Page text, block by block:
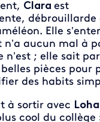
Clara est
débrouillarde
Elle
n’a aucun mal à
n’est ; elle sait
pièces pour
des habits
à sortir avec
cool du collège